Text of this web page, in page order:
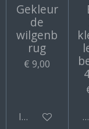
Gekleur
de
wilgenb
rug
€ 9,00
In winkelwagen